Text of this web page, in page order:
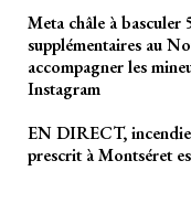
Meta châle à
supplémentaires au
accompagner les
Instagram
EN DIRECT,
prescrit à Montséret